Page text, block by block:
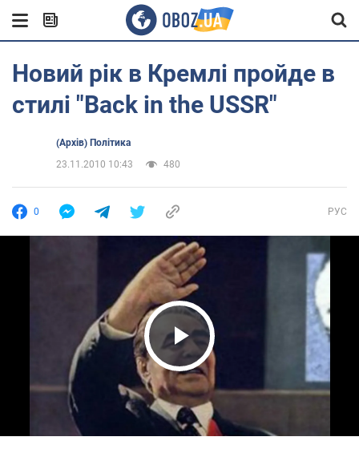
Новий рік в Кремлі пройде в
стилі "Back in the USSR"
(Архів) Політика
23.11.2010 10:43
480
0 РУС
Play Video